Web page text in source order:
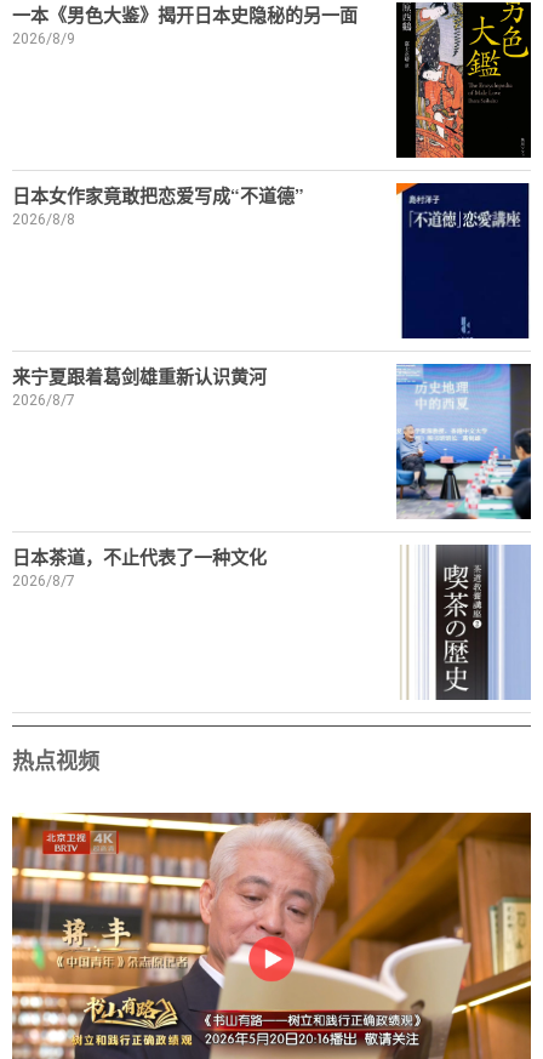
一本《男色大鉴》揭开日本史隐秘的另一面
2026/8/9
日本女作家竟敢把恋爱写成“不道德”
2026/8/8
来宁夏跟着葛剑雄重新认识黄河
2026/8/7
日本茶道，不止代表了一种文化
2026/8/7
热点视频